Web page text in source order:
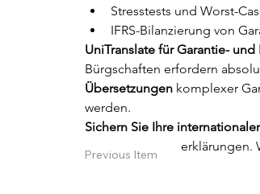
Stresstests und Worst-
IFRS-Bilanzierung von
UniTranslate für Garantie-
Bürgschaften erfordern
Übersetzungen komplexer
werden.
Sichern Sie Ihre
Ihrer
Previous Item